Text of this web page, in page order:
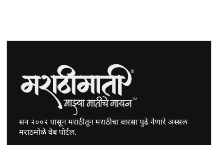
सन २००२ पासून मराठीतून मराठीचा वारसा पुढे नेणारे अस्सल
मराठमोळे वेब पोर्टल.